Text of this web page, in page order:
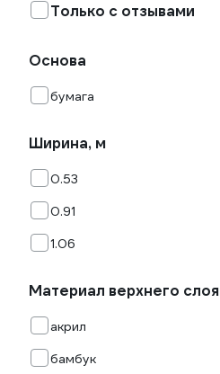
Только с отзывами
Основа
бумага
Ширина, м
0.53
0.91
1.06
Материал верхнего слоя
акрил
бамбук